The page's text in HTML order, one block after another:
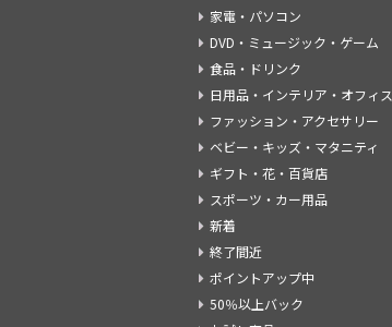
家電・パソコン
DVD・ミュージック・ゲーム
食品・ドリンク
日用品・インテリア・オフィス
ファッション・アクセサリー
ベビー・キッズ・マタニティ
ギフト・花・百貨店
スポーツ・カー用品
新着
終了間近
ポイントアップ中
50％以上バック